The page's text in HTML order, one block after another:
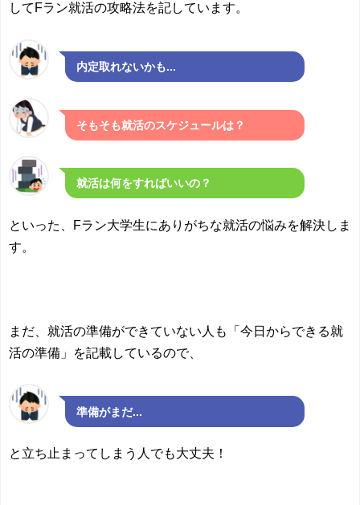
してFラン就活の攻略法を記しています。
内定取れないかも...
そもそも就活のスケジュールは？
就活は何をすればいいの？
といった、Fラン大学生にありがちな就活の悩みを解決しま
す。
まだ、就活の準備ができていない人も「今日からできる就
活の準備」を記載しているので、
準備がまだ...
と立ち止まってしまう人でも大丈夫！